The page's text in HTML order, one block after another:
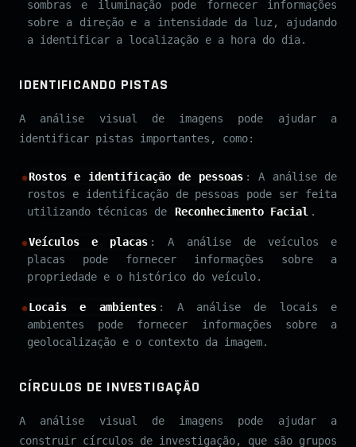
sombras e iluminação pode fornecer informações
sobre a direção e a intensidade da luz, ajudando
a identificar a localização e a hora do dia.
IDENTIFICANDO PISTAS
A análise visual de imagens pode ajudar a
identificar pistas importantes, como:
Rostos e identificação de pessoas : A análise de
rostos e identificação de pessoas pode ser feita
utilizando técnicas de
Reconhecimento Facial .
Veículos e placas : A análise de veículos e
placas pode fornecer informações sobre a
propriedade e o histórico do veículo.
Locais e ambientes : A análise de locais e
ambientes pode fornecer informações sobre a
geolocalização e o contexto da imagem.
CÍRCULOS DE INVESTIGAÇÃO
A análise visual de imagens pode ajudar a
construir círculos de investigação, que são grupos